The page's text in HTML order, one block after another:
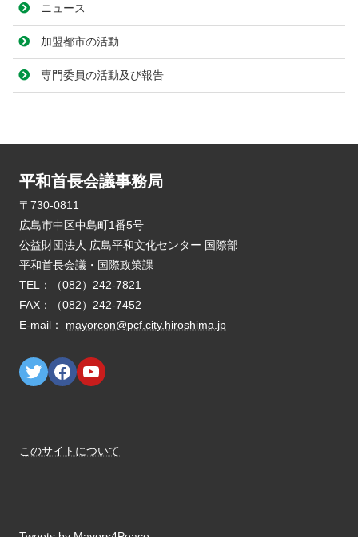
ニュース
加盟都市の活動
専門委員の活動及び報告
平和首長会議事務局
E-mail： mayorcon@pcf.city.hiroshima.jp
このサイトについて